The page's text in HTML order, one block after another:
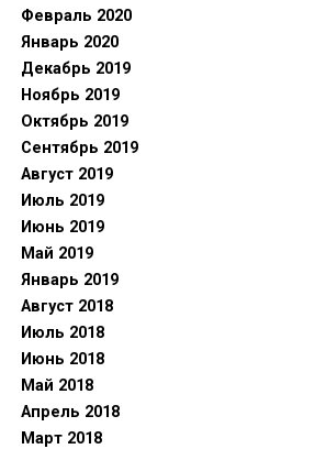
Февраль 2020
Январь 2020
Декабрь 2019
Ноябрь 2019
Октябрь 2019
Сентябрь 2019
Август 2019
Июль 2019
Июнь 2019
Май 2019
Январь 2019
Август 2018
Июль 2018
Июнь 2018
Май 2018
Апрель 2018
Март 2018